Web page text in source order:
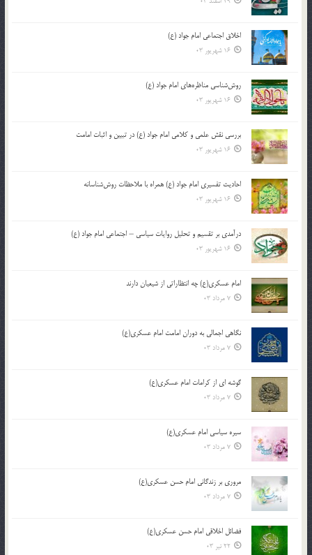
اخلاق اجتماعی امام جواد (ع)
16 شهریور 03
روش‌شناسی مناظره‌های امام جواد (ع)
16 شهریور 03
بررسی نقش علمی و کلامی امام جواد (ع) در تبیین و اثبات امامت
16 شهریور 03
احادیث تفسیری امام جواد (ع) همراه با ملاحظات روش‌شناسانه
16 شهریور 03
درآمدی بر تقسیم و تحلیل روایات سیاسی – اجتماعی امام جواد (ع)
16 شهریور 03
امام عسکری(ع) چه انتظاراتی از شیعیان دارند
7 مرداد 03
نگاهی اجمالی به دوران امامت امام عسکری(ع)
7 مرداد 03
گوشه ای از کرامات امام عسکری(ع)
7 مرداد 03
سیره سیاسی امام عسکری(ع)
7 مرداد 03
مروری بر زندگانی امام حسن عسکری(ع)
7 مرداد 03
فضائل اخلاقی امام حسن عسکری(ع)
22 تیر 03